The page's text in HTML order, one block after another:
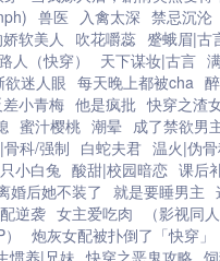
兽医 入禽太深 禁忌沉沦
软美人 吹花嚼蕊 蹙蛾眉|古
人（快穿） 天下谋妆|古言
欲迷人眼 每天晚上都被cha
差小青梅 他是疯批 快穿之渣
蜜汁樱桃 潮晕 成了禁欲男
科/强制 白蛇夫君 温火|伪
小白兔 酸甜|校园暗恋 课后
婚后她不装了 就是要睡男主
逆袭 女主爱吃肉 （影视同
炮灰女配被扑倒了「快穿」
惯养|兄妹 快穿之恶鬼攻略